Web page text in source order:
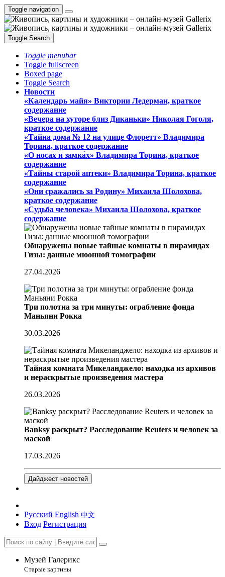
Toggle navigation
Toggle Search
Toggle menubar
Toggle fullscreen
Boxed page
Toggle Search
Новости
«Календарь майя» Виктории Ледерман, краткое
содержание
«Вечера на хуторе близ Диканьки» Николая Гоголя,
краткое содержание
«Тайна дома № 12 на улице Флоретт» Владимира
Торина, краткое содержание
«О носах и замка́х» Владимира Торина, краткое
содержание
«Тайны старой аптеки» Владимира Торина, краткое
содержание
«Они сражались за Родину» Михаила Шолохова,
краткое содержание
«Судьба человека» Михаила Шолохова, краткое
содержание
Обнаружены новые тайные комнаты в пирамидах
Гизы: данные мюонной томографии
27.04.2026
Три полотна за три минуты: ограбление фонда
Маньяни Рокка
30.03.2026
Тайная комната Микеланджело: находка из архивов
и нераскрытые произведения мастера
26.03.2026
Banksy раскрыт? Расследование Reuters и человек за
маской
17.03.2026
Дайджест новостей
Русский English 中文
Вход Регистрация
Музей Галерикс
Старые картины